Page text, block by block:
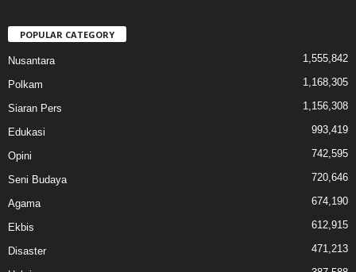
POPULAR CATEGORY
Nusantara 1,555,842
Polkam 1,168,305
Siaran Pers 1,156,308
Edukasi 993,419
Opini 742,595
Seni Budaya 720,646
Agama 674,190
Ekbis 612,915
Disaster 471,213